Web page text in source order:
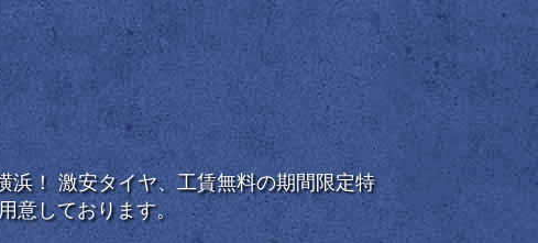
浜！ 激安タイヤ、工賃無料の期間限定特
意しております。